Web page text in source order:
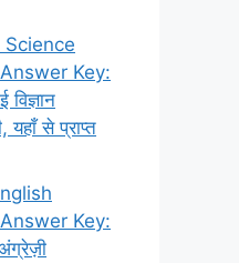
Key:
विज्ञान
यहाँ से प्राप्त
Key: